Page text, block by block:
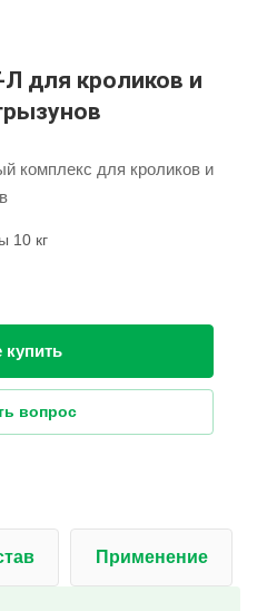
для кроликов и
комплекс для кроликов и
10 кг
купить
вопрос
Применение